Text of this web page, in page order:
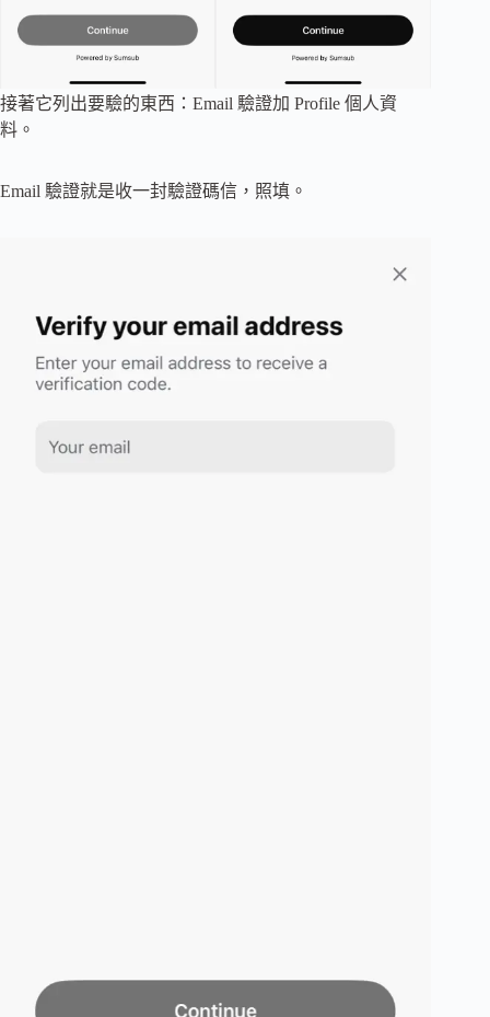
接著它列出要驗的東西：Email 驗證加 Profile 個人資
料。
Email 驗證就是收一封驗證碼信，照填。